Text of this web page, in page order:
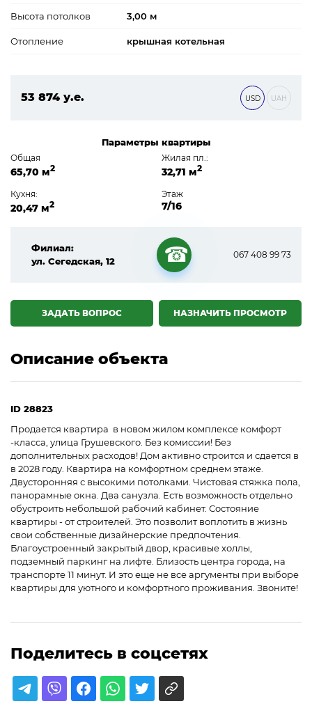
Высота потолков 3,00 м
Отопление крышная котельная
53 874 у.е.
USD UAH
Параметры квартиры
Общая
65,70 м2
Жилая пл.:
32,71 м2
Кухня:
20,47 м2
Этаж
7/16
Филиал:
ул. Сегедская, 12
☎
067 408 99 73
НАЗНАЧИТЬ ПРОСМОТР
ЗАДАТЬ ВОПРОС
Описание объекта
ID 28823
Продается квартира в новом жилом комплексе комфорт
-класса, улица Грушевского. Без комиссии! Без
дополнительных расходов! Дом активно строится и сдается в
в 2028 году. Квартира на комфортном среднем этаже.
Двусторонняя с высокими потолками. Чистовая стяжка пола,
панорамные окна. Два санузла. Есть возможность отдельно
обустроить небольшой рабочий кабинет. Состояние
квартиры - от строителей. Это позволит воплотить в жизнь
свои собственные дизайнерские предпочтения.
Благоустроенный закрытый двор, красивые холлы,
подземный паркинг на лифте. Близость центра города, на
транспорте 11 минут. И это еще не все аргументы при выборе
квартиры для уютного и комфортного проживания. Звоните!
Поделитесь в соцсетях